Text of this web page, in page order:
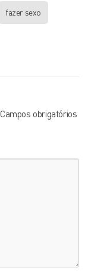
fazer sexo
Campos obrigatórios